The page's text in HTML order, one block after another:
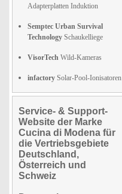
Adapterplatten Induktion
Semptec Urban Survival
Technology Schaukelliege
VisorTech Wild-Kameras
infactory Solar-Pool-Ionisatoren
Service- & Support-
Website der Marke
Cucina di Modena für
die Vertriebsgebiete
Deutschland,
Österreich und
Schweiz